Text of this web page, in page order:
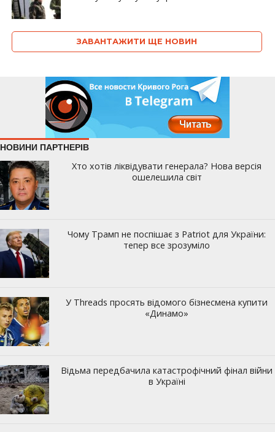
ЗАВАНТАЖИТИ ЩЕ НОВИН